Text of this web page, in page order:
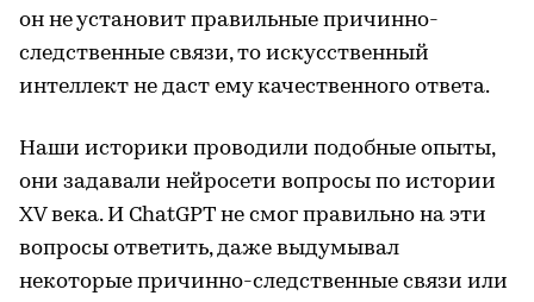
он не установит правильные причинно-
следственные связи, то искусственный
интеллект не даст ему качественного ответа.
Наши историки проводили подобные опыты,
они задавали нейросети вопросы по истории
XV века. И ChatGPT не смог правильно на эти
вопросы ответить, даже выдумывал
некоторые причинно-следственные связи или